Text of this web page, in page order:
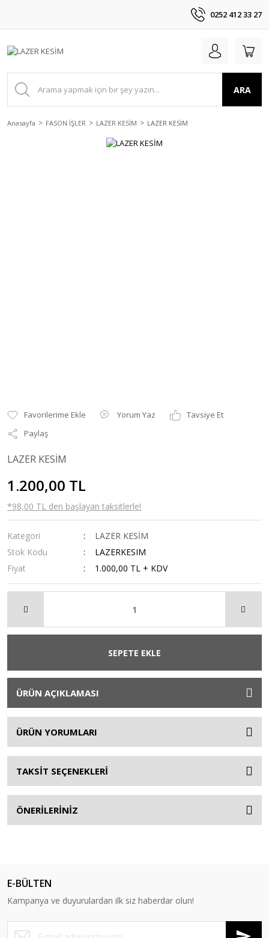
0252 412 33 27
ARA
Anasayfa FASON İŞLER LAZER KESİM LAZER KESİM
Yorum Yaz
Tavsiye Et
Paylaş
LAZER KESİM
1.200,00 TL
*98,00 TL den başlayan taksitlerle!
Kategori
LAZER KESİM
Stok Kodu
LAZERKESIM
Fiyat
1.000,00 TL + KDV
SEPETE EKLE
ÜRÜN AÇIKLAMASI
ÜRÜN YORUMLARI
TAKSİT SEÇENEKLERİ
ÖNERİLERİNİZ
E-BÜLTEN
Kampanya ve duyurulardan ilk siz haberdar olun!